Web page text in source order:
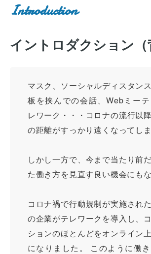
Introduction
イントロダクション（
マスク、ソーシャルディスタン
板を挟んでの会話、Webミー
レワーク・・・コロナの流行以
の距離がすっかり遠くなってしま
しかし一方で、今まで当たり前
た働き方を見直す良い機会にもな
コロナ禍で行動規制が実施され
の企業がテレワークを導入し、
ションのほとんどをオンライン
になりました。 このように働